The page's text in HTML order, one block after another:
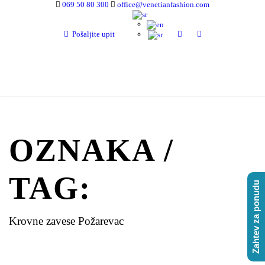
069 50 80 300 office@venetianfashion.com
Pošaljite upit
OZNAKA /
TAG:
Krovne zavese Požarevac Zahtev za ponudu